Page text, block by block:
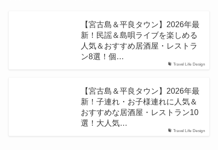
Travel Life Design
【宮古島＆平良タウン】2026年最
新！民謡＆島唄ライブを楽しめる
人気＆おすすめ居酒屋・レストラ
ン8選！個…
Travel Life Design
【宮古島＆平良タウン】2026年最
新！子連れ・お子様連れに人気＆
おすすめな居酒屋・レストラン10
選！大人気…